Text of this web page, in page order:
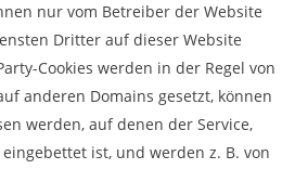
nur vom Betreiber der Website
Dritter auf dieser Website
Cookies werden in der Regel von
anderen Domains gesetzt, können
werden, auf denen der Service,
ist, und werden z. B. von